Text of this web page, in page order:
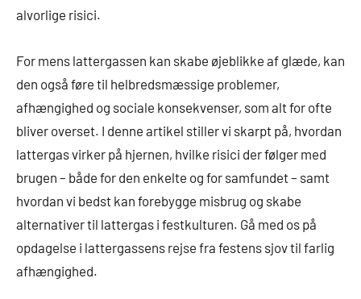
alvorlige risici.
For mens lattergassen kan skabe øjeblikke af glæde, kan
den også føre til helbredsmæssige problemer,
afhængighed og sociale konsekvenser, som alt for ofte
bliver overset. I denne artikel stiller vi skarpt på, hvordan
lattergas virker på hjernen, hvilke risici der følger med
brugen – både for den enkelte og for samfundet – samt
hvordan vi bedst kan forebygge misbrug og skabe
alternativer til lattergas i festkulturen. Gå med os på
opdagelse i lattergassens rejse fra festens sjov til farlig
afhængighed.